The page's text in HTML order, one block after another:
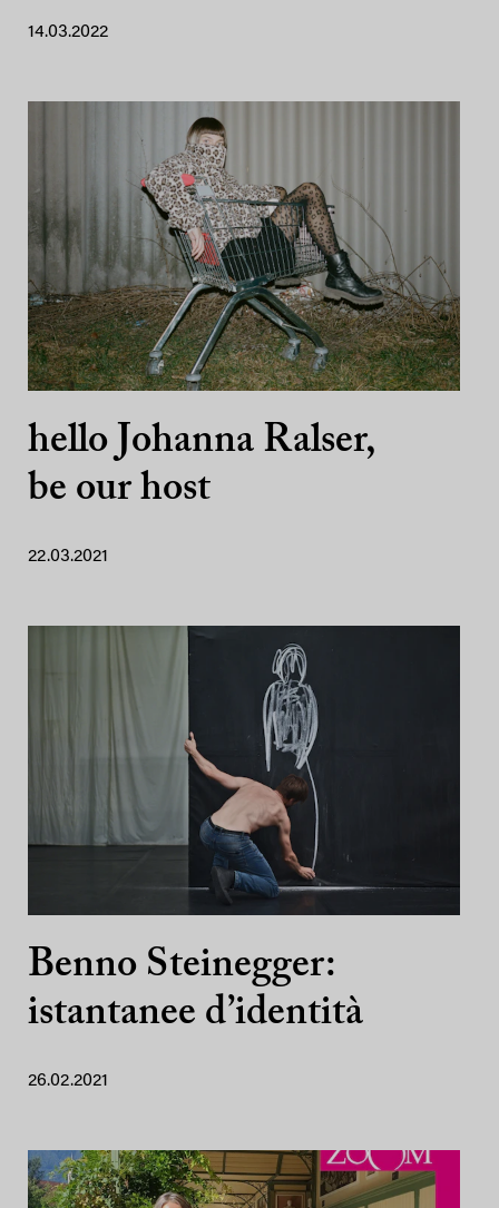
14.03.2022
hello Johanna Ralser,
be our host
22.03.2021
Benno Steinegger:
istantanee d’identità
26.02.2021